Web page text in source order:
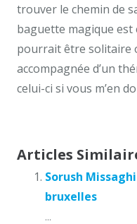
trouver le chemin de
baguette magique est
pourrait être solitaire
accompagnée d’un
celui-ci si vous m’en
Articles
Sorush
bruxelles
...